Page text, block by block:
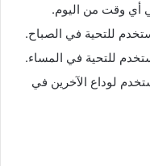
أي وقت من اليوم.
للتحية في الصباح.
للتحية في المساء.
لوداع الآخرين في